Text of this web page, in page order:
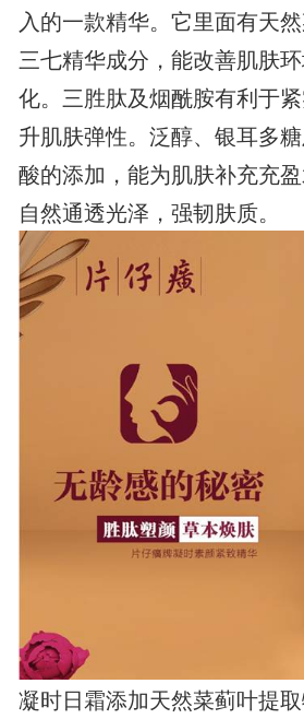
入的一款精华。它里面有天
三七精华成分，能改善肌肤
化。三胜肽及烟酰胺有利于
升肌肤弹性。泛醇、银耳多
酸的添加，能为肌肤补充充
自然通透光泽，强韧肤质。
凝时日霜添加天然菜蓟叶提